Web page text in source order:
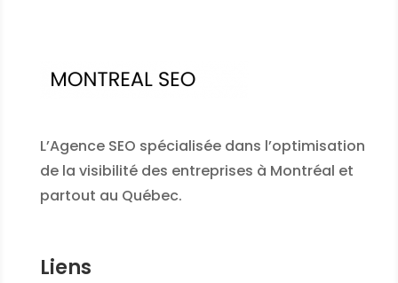
L’Agence SEO spécialisée dans l’optimisation
de la visibilité des entreprises à Montréal et
partout au Québec.
Liens